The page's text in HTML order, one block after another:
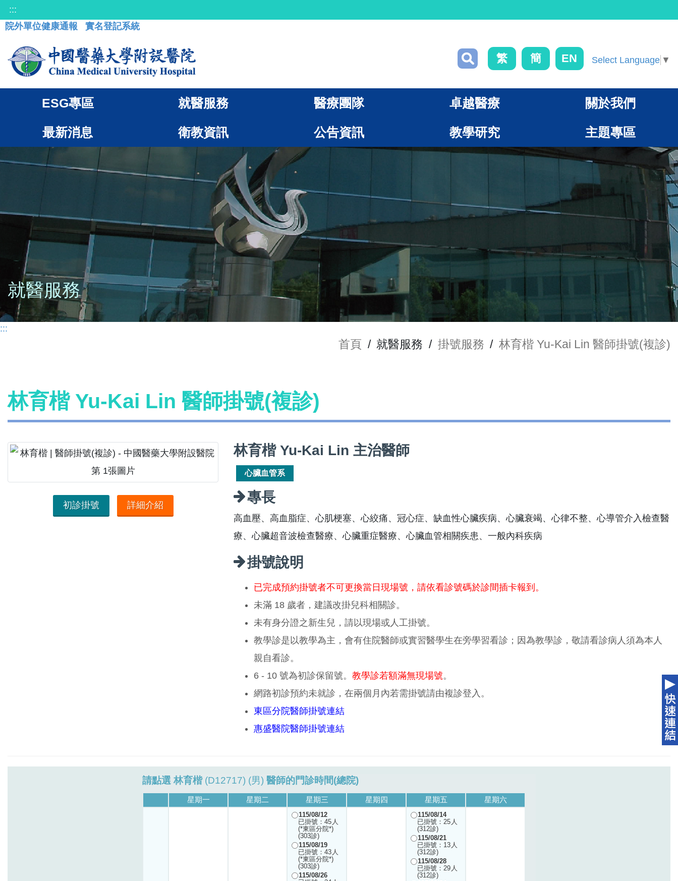
:::
院外單位健康通報
實名登記系統
繁 簡 EN Select Language ▼
ESG專區 就醫服務 醫療團隊 卓越醫療 關於我們
最新消息 衛教資訊 公告資訊 教學研究 主題專區
就醫服務
:::
首頁 / 就醫服務 / 掛號服務 / 林育楷 Yu-Kai Lin 醫師掛號(複診)
林育楷 Yu-Kai Lin 醫師掛號(複診)
初診掛號 詳細介紹
林育楷 Yu-Kai Lin 主治醫師
心臟血管系
專長
高血壓、高血脂症、心肌梗塞、心絞痛、冠心症、缺血性心臟疾病、心臟衰竭、心律不整、心導管介入檢查醫
療、心臟超音波檢查醫療、心臟重症醫療、心臟血管相關疾患、一般內科疾病
掛號說明
已完成預約掛號者不可更換當日現場號，請依看診號碼於診間插卡報到。
未滿 18 歲者，建議改掛兒科相關診。
未有身分證之新生兒，請以現場或人工掛號。
教學診是以教學為主，會有住院醫師或實習醫學生在旁學習看診；因為教學診，敬請看診病人須為本人
親自看診。
6 - 10 號為初診保留號。 教學診若額滿無現場號。
網路初診預約未就診，在兩個月內若需掛號請由複診登入。
東區分院醫師掛號連結
惠盛醫院醫師掛號連結